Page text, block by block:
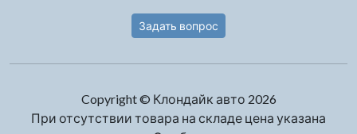
Задать вопрос
Copyright © Клондайк авто 2026
При отсутствии товара на складе цена указана